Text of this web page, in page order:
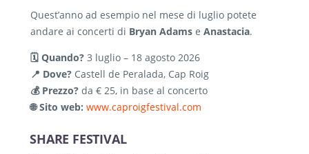
Quest’anno ad esempio nel mese di luglio potete
andare ai concerti di Bryan Adams e Anastacia.
🗓️ Quando? 3 luglio – 18 agosto 2026
📍 Dove? Castell de Peralada, Cap Roig
💰 Prezzo? da € 25, in base al concerto
🌐 Sito web: www.caproigfestival.com
SHARE FESTIVAL